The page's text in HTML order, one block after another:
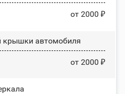
от 2000 ₽
крышки автомобиля
от 2000 ₽